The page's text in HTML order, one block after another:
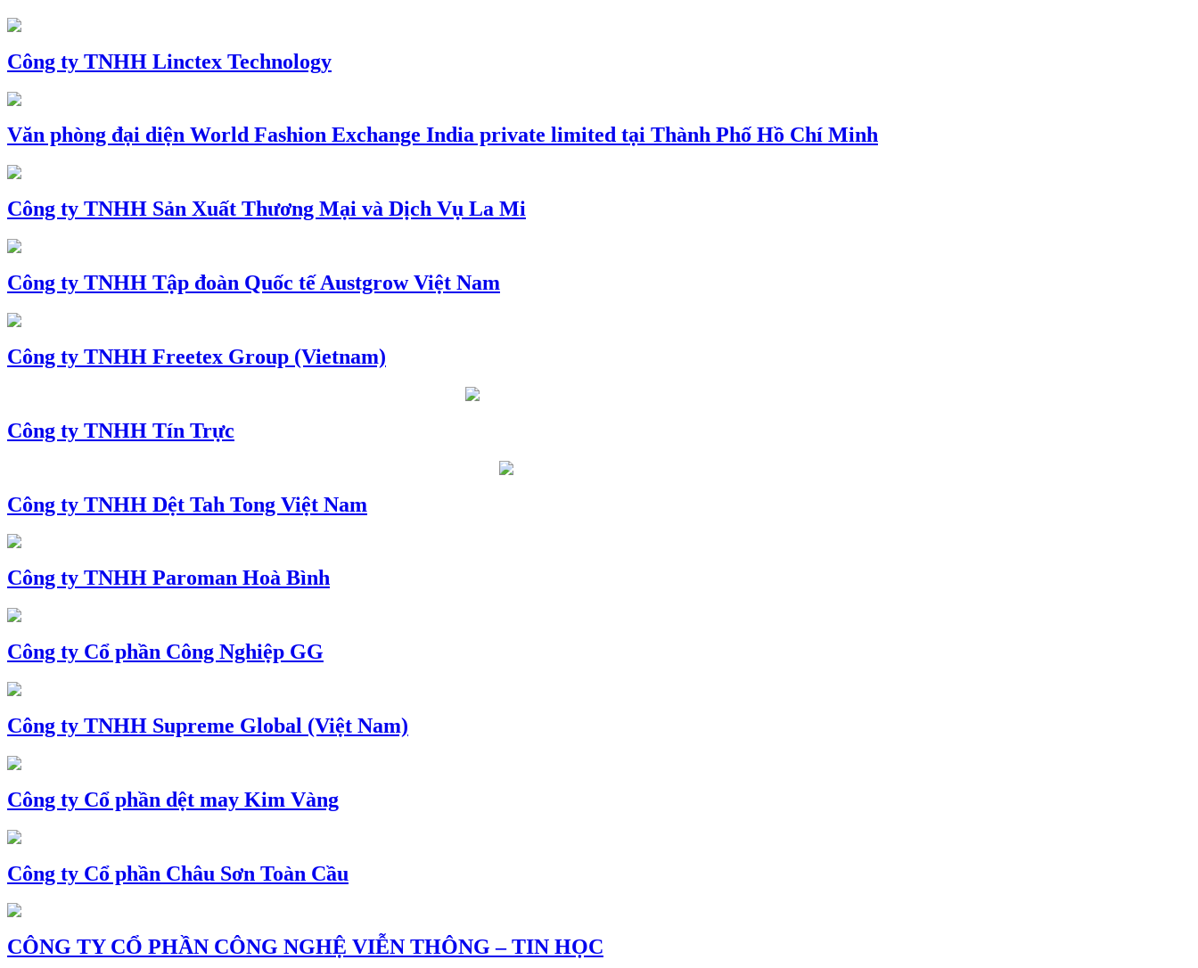
Công ty TNHH Linctex Technology
Văn phòng đại diện World Fashion Exchange India private limited tại Thành Phố Hồ Chí Minh
Công ty TNHH Sản Xuất Thương Mại và Dịch Vụ La Mi
Công ty TNHH Tập đoàn Quốc tế Austgrow Việt Nam
Công ty TNHH Freetex Group (Vietnam)
Công ty TNHH Tín Trực
Công ty TNHH Dệt Tah Tong Việt Nam
Công ty TNHH Paroman Hoà Bình
Công ty Cổ phần Công Nghiệp GG
Công ty TNHH Supreme Global (Việt Nam)
Công ty Cổ phần dệt may Kim Vàng
Công ty Cổ phần Châu Sơn Toàn Cầu
CÔNG TY CỔ PHẦN CÔNG NGHỆ VIỄN THÔNG – TIN HỌC